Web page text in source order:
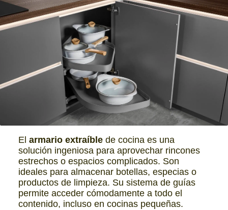
El armario extraíble de cocina es una
solución ingeniosa para aprovechar rincones
estrechos o espacios complicados. Son
ideales para almacenar botellas, especias o
productos de limpieza. Su sistema de guías
permite acceder cómodamente a todo el
contenido, incluso en cocinas pequeñas.